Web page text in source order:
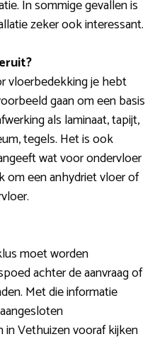
In sommige gevallen is
zeker ook interessant.
vloerbedekking je hebt
gaan om een basis
als laminaat, tapijt,
tegels. Het is ook
wat voor ondervloer
om een anhydriet vloer of
moet worden
achter de aanvraag of
Met die informatie
in Vethuizen vooraf kijken